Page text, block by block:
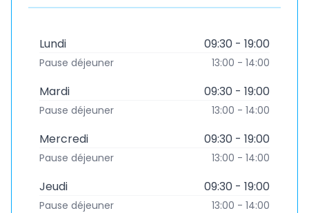
Lundi 09:30 - 19:00
Pause déjeuner 13:00 - 14:00
Mardi 09:30 - 19:00
Pause déjeuner 13:00 - 14:00
Mercredi 09:30 - 19:00
Pause déjeuner 13:00 - 14:00
Jeudi 09:30 - 19:00
Pause déjeuner 13:00 - 14:00